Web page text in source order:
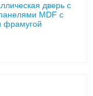
дверь с
MDF с
фрамугой